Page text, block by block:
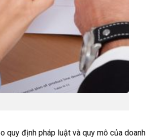
quy định pháp luật và quy mô của